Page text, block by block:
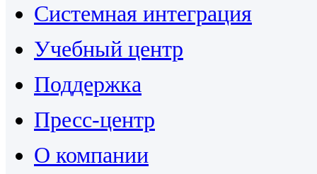
Системная интеграция
Учебный центр
Поддержка
Пресс-центр
О компании